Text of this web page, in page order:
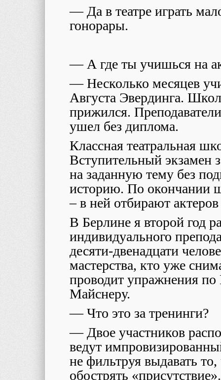
— Да в театре играть
гонорары.
— А где ты учишься на
— Несколько месяцев
Августа Эвердинга.
прижился.
ушел без диплома.
Классная театральная
Вступительный экзамен
на заданную тему без
историю. По окончании
– в ней отбирают
В Берлине я второй год
индивидуального
десяти-двенадцати
мастерства, кто уже
проводит упражнения
Майснеру.
— Что это за тренинги?
— Двое участников
ведут
не фильтруя выдавать
обострять